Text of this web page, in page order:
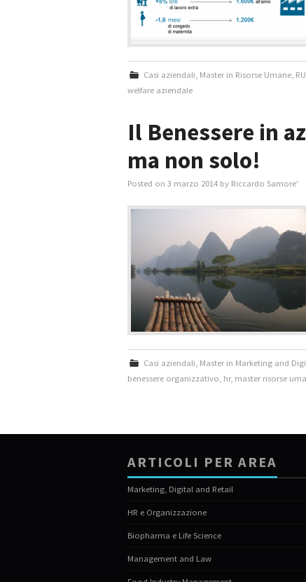
Casi aziendali, Master in Risorse Umane,
welfare aziendale
Il Benessere in
ma non solo!
Posted on 3 marzo 2014 by Riccardo Samore'
Casi aziendali, Master in Marketing and
benessere organizzativo, hr, master risorse
ARTICOLI PER AREA
Marketing, Digital and Retail
HR e Organizzazione
Biopharma e Life Science
Management and Law